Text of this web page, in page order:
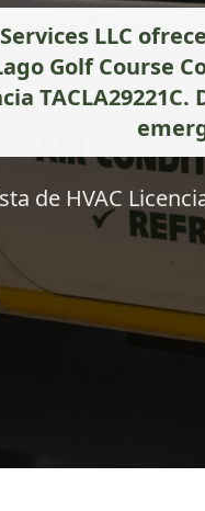
LLC
Golf Course
de HVAC